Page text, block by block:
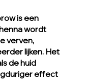
is een
wordt
verven,
lijken. Het
de huid
effect